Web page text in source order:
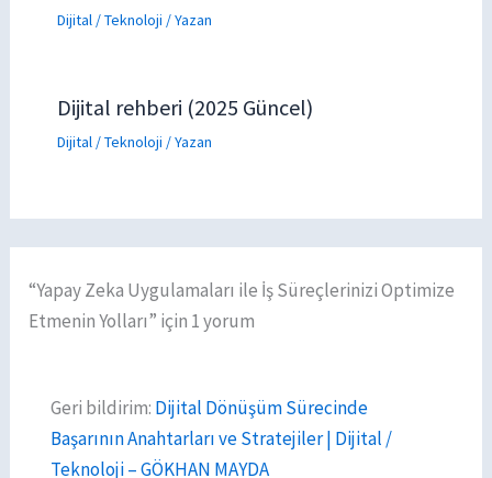
Dijital / Teknoloji / Yazan
Dijital rehberi (2025 Güncel)
Dijital / Teknoloji / Yazan
“Yapay Zeka Uygulamaları ile İş Süreçlerinizi Optimize
Etmenin Yolları” için 1 yorum
Geri bildirim: Dijital Dönüşüm Sürecinde
Başarının Anahtarları ve Stratejiler | Dijital /
Teknoloji – GÖKHAN MAYDA